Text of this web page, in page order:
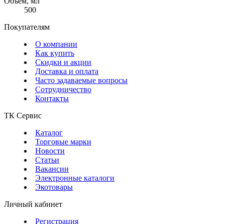
500
Покупателям
О компании
Как купить
Скидки и акции
Доставка и оплата
Часто задаваемые вопросы
Сотрудничество
Контакты
ТК Сервис
Каталог
Торговые марки
Новости
Статьи
Вакансии
Электронные каталоги
Экотовары
Личный кабинет
Регистрация